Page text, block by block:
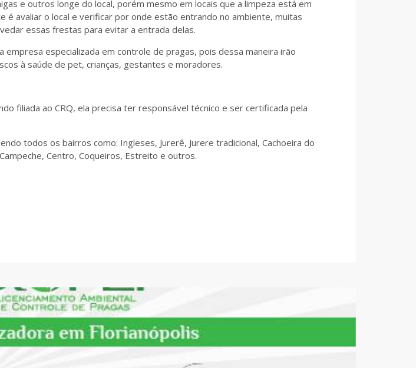
e outros longe do local, porém mesmo em locais que a limpeza está em
avaliar o local e verificar por onde estão entrando no ambiente, muitas
essas frestas para evitar a entrada delas.
empresa especializada em controle de pragas, pois dessa maneira irão
à saúde de pet, crianças, gestantes e moradores.
filiada ao CRQ, ela precisa ter responsável técnico e ser certificada pela
todos os bairros como: Ingleses, Jurerê, Jurere tradicional, Cachoeira do
Centro, Coqueiros, Estreito e outros.